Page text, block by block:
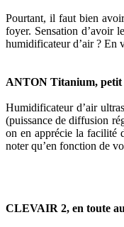
Pourtant, il faut bien
foyer. Sensation d’avoir
humidificateur d’air ? En
ANTON Titanium, petit
Humidificateur d’air
(puissance de diffusion
on en apprécie la facilité
noter qu’en fonction de
CLEVAIR 2, en toute